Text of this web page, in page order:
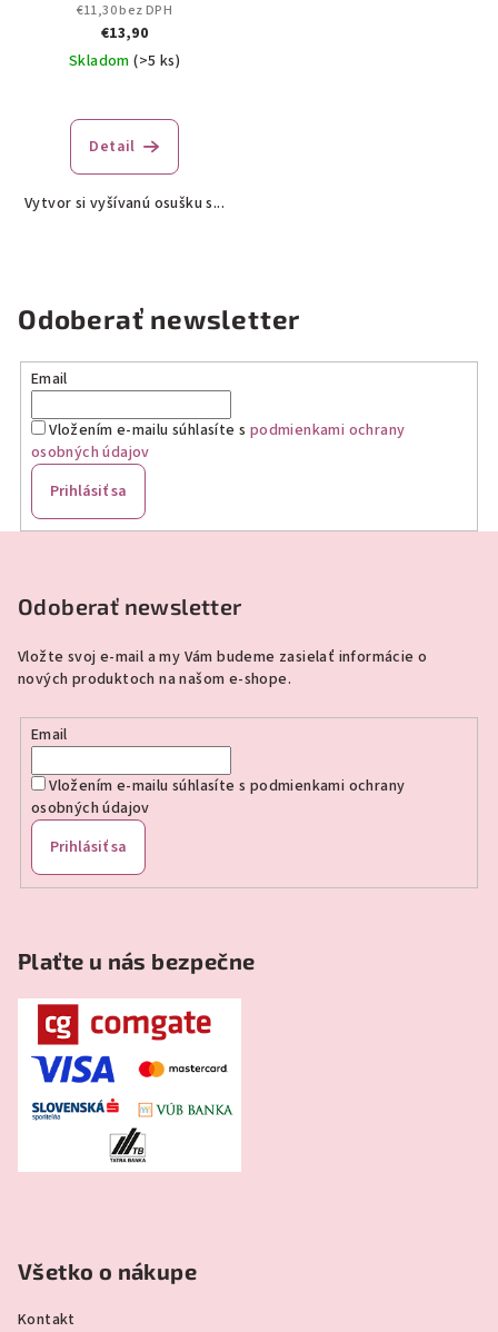
€11,30 bez DPH
€13,90
Skladom(>5 ks)
hodnotenie
produktu
z
Detail
Vytvor si vyšívanú osušku s...
Odoberať newsletter
Email
Vložením e-mailu súhlasíte s podmienkami ochrany
osobných údajov
Prihlásiť sa
Odoberať newsletter
Vložte svoj e-mail a my Vám budeme zasielať informácie o
nových produktoch na našom e-shope.
Email
Vložením e-mailu súhlasíte s podmienkami ochrany
osobných údajov
Prihlásiť sa
Plaťte u nás bezpečne
Všetko o nákupe
Kontakt